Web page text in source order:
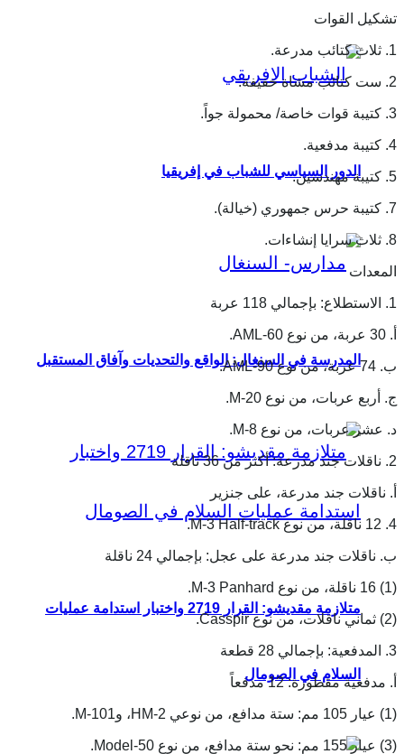
الدور السياسي للشباب في إفريقيا
المدرسة في السنغال: الواقع والتحديات وآفاق المستقبل
متلازمة مقديشو: القرار 2719 واختبار استدامة عمليات
السلام في الصومال
تشكيل القوات
1. ثلاث كتائب مدرعة.
2. ست كتائب مشاة خفيفة.
3. كتيبة قوات خاصة/ محمولة جواً.
4. كتيبة مدفعية.
5. كتيبة مهندسين.
7. كتيبة حرس جمهوري (خيالة).
8. ثلاث سرايا إنشاءات.
المعدات
1. الاستطلاع: بإجمالي 118 عربة
أ. 30 عربة، من نوع AML-60.
ب. 74 عربة، من نوع AML-90.
ج. أربع عربات، من نوع M-20.
د. عشر عربات، من نوع M-8.
2. ناقلات جند مدرعة: أكثر من 36 ناقلة
أ. ناقلات جند مدرعة، على جنزير
4. 12 ناقلة، من نوع M-3 Half-track.
ب. ناقلات جند مدرعة على عجل: بإجمالي 24 ناقلة
(1) 16 ناقلة، من نوع M-3 Panhard.
(2) ثماني ناقلات، من نوع Casspir.
3. المدفعية: بإجمالي 28 قطعة
أ. مدفعية مقطورة: 12 مدفعاً
(1) عيار 105 مم: ستة مدافع، من نوعي HM-2، وM-101.
(3) عيار 155 مم: نحو ستة مدافع، من نوع Model-50.